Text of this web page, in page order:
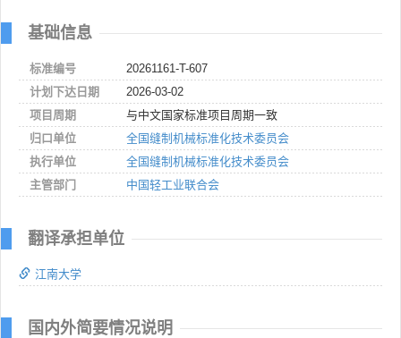
基础信息
标准编号
20261161-T-607
计划下达日期
2026-03-02
项目周期
与中文国家标准项目周期一致
归口单位
全国缝制机械标准化技术委员会
执行单位
全国缝制机械标准化技术委员会
主管部门
中国轻工业联合会
翻译承担单位
江南大学
国内外简要情况说明